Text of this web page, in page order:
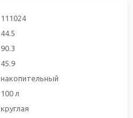
111024
44.5
90.3
45.9
накопительный
100 л
круглая